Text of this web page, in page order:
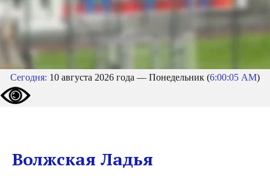
Сегодня: 10 августа 2026 года — Понедельник (6:00:06 AM)
Волжская Ладья